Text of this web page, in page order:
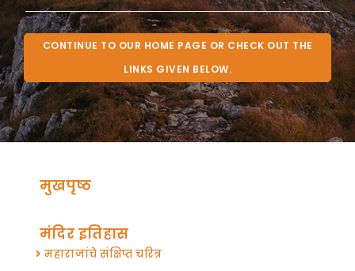
CONTINUE TO OUR HOME PAGE OR CHECK OUT THE
LINKS GIVEN BELOW.
मुखपृष्ठ
मंदिर इतिहास
महाराजांचे संक्षिप्त चरित्र